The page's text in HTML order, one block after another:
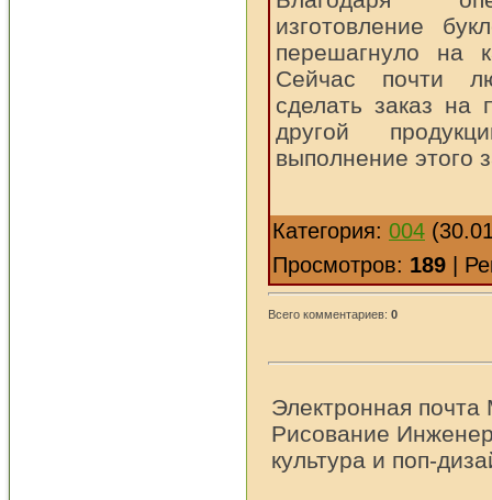
изготовление
перешагнуло на
Сейчас почти
сделать заказ на
другой
выполнение этого
Категория: 004
Просмотров: 189 |
Всего комментариев: 0
Электронная
Рисование
культура и поп-